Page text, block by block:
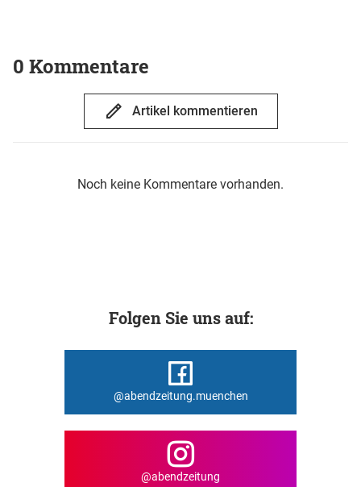
0 Kommentare
Artikel kommentieren
Noch keine Kommentare vorhanden.
Folgen Sie uns auf:
@abendzeitung.muenchen
@abendzeitung